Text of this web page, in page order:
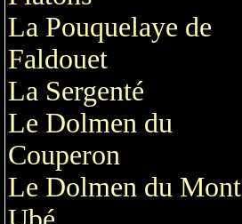
La Pouquelaye de
Faldouet
La Sergenté
Le Dolmen du
Couperon
Le Dolmen du Mont